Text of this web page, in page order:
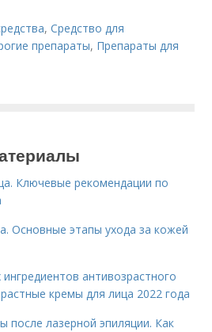
,Средство для
препараты, Препараты для
Ключевые рекомендации по
Основные этапы ухода за кожей
антивозрастного
кремы для лица 2022 года
после лазерной эпиляции. Как